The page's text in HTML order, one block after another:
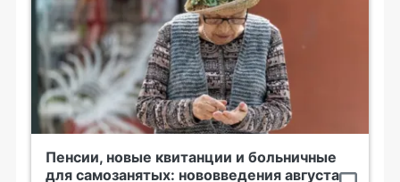
Пенсии, новые квитанции и больничные
для самозанятых: нововведения августа